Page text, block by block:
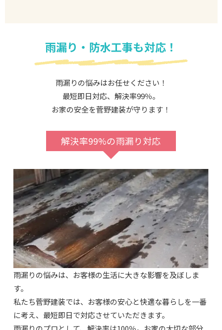
雨漏り・防水工事も対応！
雨漏りの悩みはお任せください！
最短即日対応、解決率99％。
お家の安全を菅野建装が守ります！
解決率99%の雨漏り対応
雨漏りの悩みは、お客様の生活に大きな影響を及ぼしま
す。
私たち菅野建装では、お客様の安心と快適な暮らしを一番
に考え、最短即日で対応させていただきます。